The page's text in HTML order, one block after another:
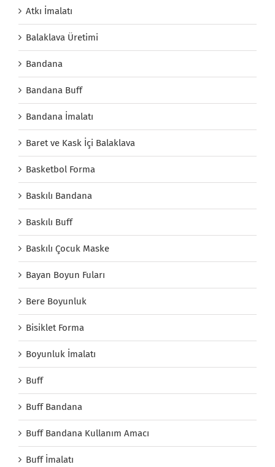
Atkı İmalatı
Balaklava Üretimi
Bandana
Bandana Buff
Bandana İmalatı
Baret ve Kask İçi Balaklava
Basketbol Forma
Baskılı Bandana
Baskılı Buff
Baskılı Çocuk Maske
Bayan Boyun Fuları
Bere Boyunluk
Bisiklet Forma
Boyunluk İmalatı
Buff
Buff Bandana
Buff Bandana Kullanım Amacı
Buff İmalatı